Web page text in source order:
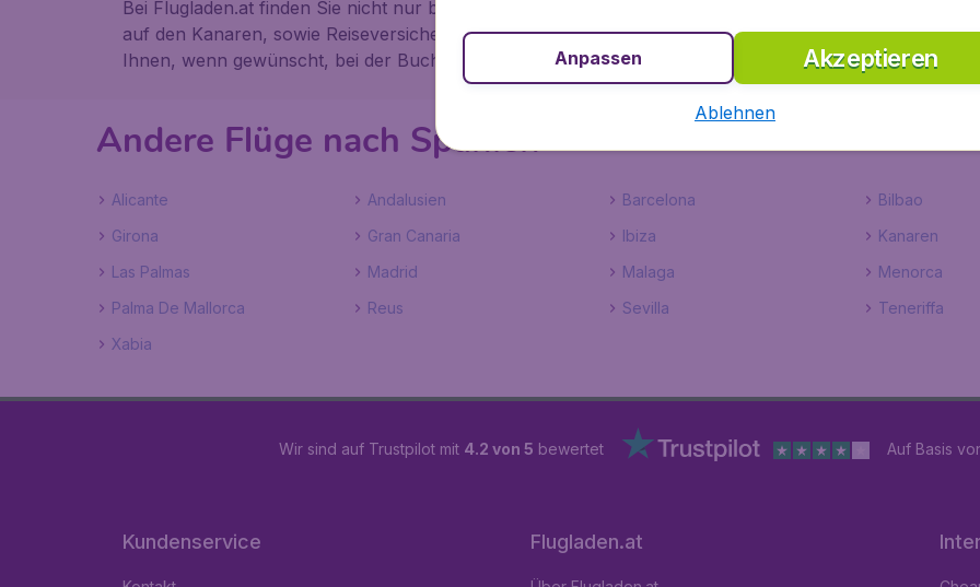
Bei Flugladen.at finden Sie nicht nur billige Flüge, sondern auch günstige Hotels und Mietwagen
auf den Kanaren, sowie Reiseversicherungen. Unsere Mitarbeiter beraten Sie gerne und helfen
Ihnen, wenn gewünscht, bei der Buchung oder Zahlung Ihrer Reise.
Andere Flüge nach Spanien
Alicante Andalusien Barcelona Bilbao
Girona
Gran Canaria Ibiza Kanaren
Las Palmas
Madrid Malaga Menorca
Palma De Mallorca
Reus Sevilla Teneriffa
Xabia
Wir sind auf Trustpilot mit 4.2 von 5 bewertet Auf Basis
Kundenservice Flugladen.at
Akzeptieren
Anpassen
Ablehnen